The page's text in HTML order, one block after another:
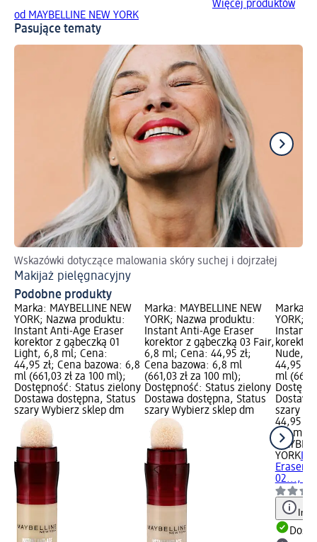
Więcej produktów
od MAYBELLINE NEW YORK
Pasujące tematy
Wskazówki dotyczące malowania skóry suchej i dojrzałej
Makijaż pielęgnacyjny
Podobne produkty
Marka: MAYBELLINE NEW
YORK; Nazwa produktu:
Instant Anti-Age Eraser
korektor z gąbeczką 01
Light, 6,8 ml; Cena:
44,95 zł; Cena bazowa: 6,8
ml (661,03 zł za 100 ml);
Dostępność: Status zielony
Dostawa dostępna, Status
szary Wybierz sklep dm
Marka: MAYBELLINE NEW
YORK; Nazwa produktu:
Instant Anti-Age Eraser
korektor z gąbeczką 03 Fair,
6,8 ml; Cena: 44,95 zł;
Cena bazowa: 6,8 ml
(661,03 zł za 100 ml);
Dostępność: Status zielony
Dostawa dostępna, Status
szary Wybierz sklep dm
Marka:
YORK;
Instant
korektor
Nude,
44,95
ml
szary
44,95 zł
6,8 ml
YORK
Eraser
02...,